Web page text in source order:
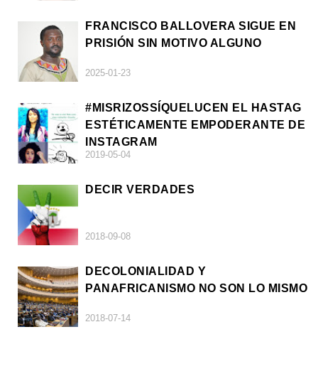
FRANCISCO BALLOVERA SIGUE EN
PRISIÓN SIN MOTIVO ALGUNO
2025-01-23
#MISRIZOSSÍQUELUCEN EL HASTAG
ESTÉTICAMENTE EMPODERANTE DE
INSTAGRAM
2019-05-04
DECIR VERDADES
2018-09-08
DECOLONIALIDAD Y
PANAFRICANISMO NO SON LO MISMO
2018-07-14